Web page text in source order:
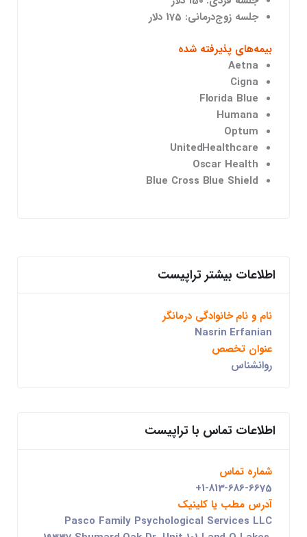
جلسه زوج‌درمانی: 175 دلار
بیمه‌های پذیرفته شده
Aetna
Cigna
Florida Blue
Humana
Optum
UnitedHealthcare
Oscar Health
Blue Cross Blue Shield
اطلاعات بیشتر تراپیست
نام و نام خانوادگی درمانگر
Nasrin Erfanian
عنوان تخصص
روانشناس
اطلاعات تماس با تراپیست
شماره تماس
+1-813-686-6675
آدرس مطب یا کلینیک
Pasco Family Psychological Services LLC